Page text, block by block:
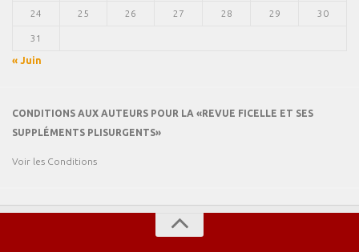
24 25 26 27 28 29 30
31
« Juin
CONDITIONS AUX AUTEURS POUR LA «REVUE FICELLE ET SES
SUPPLÉMENTS PLISURGENTS»
Voir les Conditions